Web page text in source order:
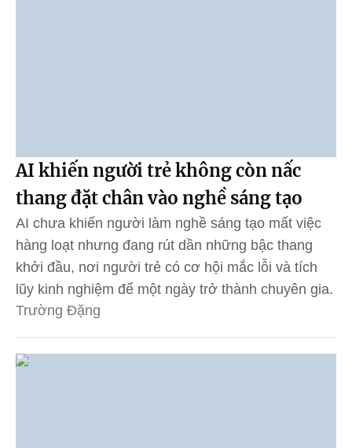
AI khiến người trẻ không còn nấc
thang đặt chân vào nghề sáng tạo
AI chưa khiến người làm nghề sáng tạo mất việc
hàng loạt nhưng đang rút dần những bậc thang
khởi đầu, nơi người trẻ có cơ hội mắc lỗi và tích
lũy kinh nghiệm để một ngày trở thành chuyên gia.
Trường Đặng